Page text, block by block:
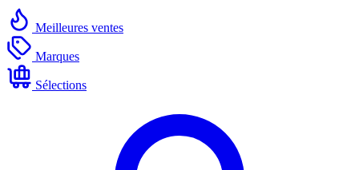
Meilleures ventes
Marques
Sélections